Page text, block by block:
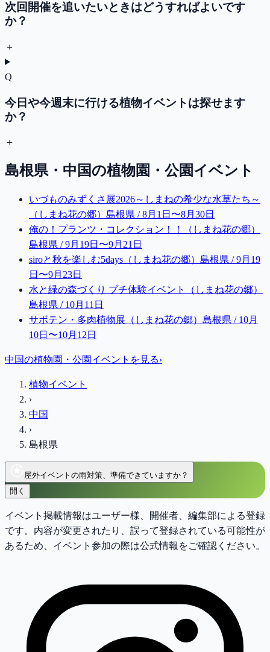
次回開催を追いたいときはどうすればよいです
か？
＋
Q
今日や今週末に行ける植物イベントは探せます
か？
＋
島根県・中国の植物園・公園イベント
いづものみずくさ展2026～しまねの希少な水草たち～
（しまね花の郷） 島根県 / 8月1日〜8月30日
俺の！プランツ・コレクション！！（しまね花の郷）
島根県 / 9月19日〜9月21日
siroと秋を楽しむ5days（しまね花の郷） 島根県 / 9月19
日〜9月23日
水と緑の森づくり プチ体験イベント（しまね花の郷）
島根県 / 10月11日
サボテン・多肉植物展（しまね花の郷） 島根県 / 10月
10日〜10月12日
中国の植物園・公園イベントを見る›
植物イベント
›
中国
›
島根県
屋外イベントの雨対策、準備できていますか？
開く
イベント掲載情報はユーザー様、開催者、編集部による登録
です。内容が変更されたり、誤って登録されている可能性が
あるため、イベント参加の際は公式情報をご確認ください。